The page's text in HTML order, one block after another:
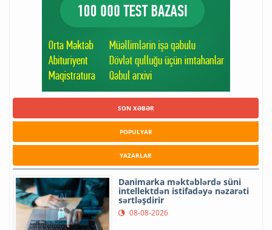
SON XƏBƏR
POPULYAR
YAZARLAR
Danimarka məktəblərdə süni
intellektdən istifadəyə nəzarəti
sərtləşdirir
08-08-2026